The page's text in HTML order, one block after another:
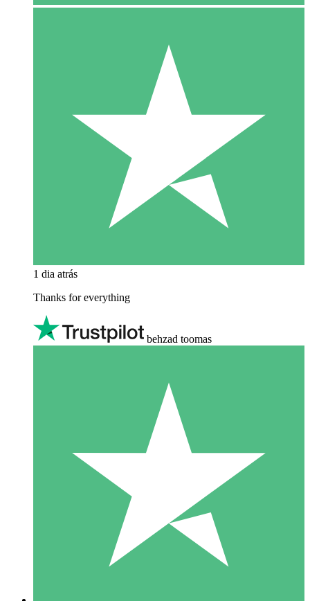
1 dia atrás
Thanks for everything
behzad toomas